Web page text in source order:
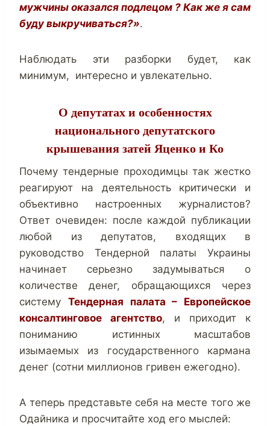
мужчины оказался подлецом ? Как же я сам
буду выкручиваться?».
Наблюдать эти разборки будет, как
минимум, интересно и увлекательно.
О депутатах и особенностях
национального депутатского
крышевания затей Яценко и Ко
Почему тендерные проходимцы так жестко
реагируют на деятельность критически и
объективно настроенных журналистов?
Ответ очевиден: после каждой публикации
любой из депутатов, входящих в
руководство Тендерной палаты Украины
начинает серьезно задумываться о
количестве денег, обращающихся через
систему Тендерная палата – Европейское
консалтинговое агентство, и приходит к
пониманию истинных масштабов
изымаемых из государственного кармана
денег (сотни миллионов гривен ежегодно).
А теперь представьте себя на месте того же
Одайника и просчитайте ход его мыслей: